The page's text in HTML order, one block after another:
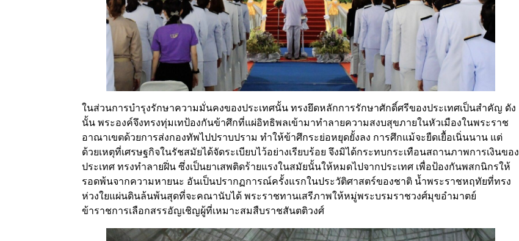
ในส่วนการบำรุงรักษาความมั่นคงของประเทศนั้น ทรงยึดหลักการรักษาศักดิ์ศรีของประเทศเป็นสำคัญ ดัง
นั้น พระองค์จึงทรงทุ่มเทป้องกันข้าศึกที่แผ่อิทธิพลเข้ามาทำลายความสงบสุขภายในหัวเมืองในพระราช
อาณาเขตด้วยการส่งกองทัพไปปราบปราม ทำให้ข้าศึกระย่อหยุดยั้งลง การศึกแม้จะยืดเยื้อเนิ่นนาน แต่
ด้วยเหตุที่เศรษฐกิจในรัชสมัยได้จัดระเบียบไว้อย่างเรียบร้อย จึงมิได้กระทบกระเทือนสถานภาพการเงินของ
ประเทศ ทรงทำลายฝิ่น ซึ่งเป็นยาเสพติดร้ายแรงในสมัยนั้นให้หมดไปจากประเทศ เพื่อป้องกันพสกนิกรให้
รอดพ้นจากความหายนะ อันเป็นปรากฏการณ์ครั้งแรกในประวัติศาสตร์ของชาติ น้ำพระราชหฤทัยที่ทรง
ห่วงใยแผ่นดินล้นพ้นสุดที่จะคณานับได้ พระราชทานเสรีภาพให้หมู่พระบรมราชวงศ์มุขอำมาตย์
ข้าราชการเลือกสรรอัญเชิญผู้ที่เหมาะสมสืบราชสันตติวงศ์